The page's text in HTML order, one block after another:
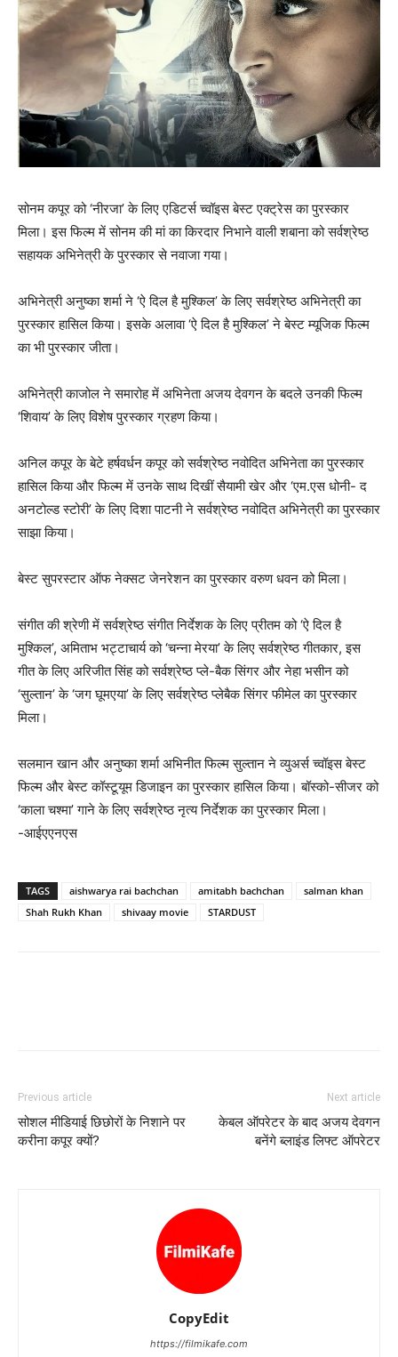
सोनम कपूर को ‘नीरजा’ के लिए एडिटर्स च्‍वॉइस बेस्ट एक्ट्रेस का पुरस्कार
मिला। इस फिल्म में सोनम की मां का किरदार निभाने वाली शबाना को सर्वश्रेष्ठ
सहायक अभिनेत्री के पुरस्कार से नवाजा गया।
अभिनेत्री अनुष्का शर्मा ने ‘ऐ दिल है मुश्किल’ के लिए सर्वश्रेष्ठ अभिनेत्री का
पुरस्कार हासिल किया। इसके अलावा ‘ऐ दिल है मुश्किल’ ने बेस्ट म्यूजिक फिल्म
का भी पुरस्कार जीता।
अभिनेत्री काजोल ने समारोह में अभिनेता अजय देवगन के बदले उनकी फिल्म
‘शिवाय’ के लिए विशेष पुरस्कार ग्रहण किया।
अनिल कपूर के बेटे हर्षवर्धन कपूर को सर्वश्रेष्ठ नवोदित अभिनेता का पुरस्कार
हासिल किया और फिल्म में उनके साथ दिखीं सैयामी खेर और ‘एम.एस धोनी- द
अनटोल्ड स्टोरी’ के लिए दिशा पाटनी ने सर्वश्रेष्ठ नवोदित अभिनेत्री का पुरस्कार
साझा किया।
बेस्ट सुपरस्टार ऑफ नेक्सट जेनरेशन का पुरस्कार वरुण धवन को मिला।
संगीत की श्रेणी में सर्वश्रेष्ठ संगीत निर्देशक के लिए प्रीतम को ‘ऐ दिल है
मुश्किल’, अमिताभ भट्टाचार्य को ‘चन्ना मेरया’ के लिए सर्वश्रेष्ठ गीतकार, इस
गीत के लिए अरिजीत सिंह को सर्वश्रेष्ठ प्‍ले-बैक सिंगर और नेहा भसीन को
‘सुल्तान’ के ‘जग घूमएया’ के लिए सर्वश्रेष्ठ प्‍लेबैक सिंगर फीमेल का पुरस्कार
मिला।
सलमान खान और अनुष्का शर्मा अभिनीत फिल्म सुल्तान ने व्युअर्स च्‍वॉइस बेस्ट
फिल्म और बेस्ट कॉस्टूयूम डिजाइन का पुरस्कार हासिल किया। बॉस्को-सीजर को
‘काला चश्मा’ गाने के लिए सर्वश्रेष्ठ नृत्य निर्देशक का पुरस्कार मिला।
-आईएएनएस
TAGS aishwarya rai bachchan amitabh bachchan
salman khan
Shah Rukh Khan
shivaay movie STARDUST
Previous article
सोशल मीडियाई छिछोरों के निशाने पर
करीना कपूर क्‍यों?
Next article
केबल ऑपरेटर के बाद अजय देवगन
बनेंगे ब्‍लाइंड लिफ्ट ऑपरेटर
CopyEdit
https://filmikafe.com